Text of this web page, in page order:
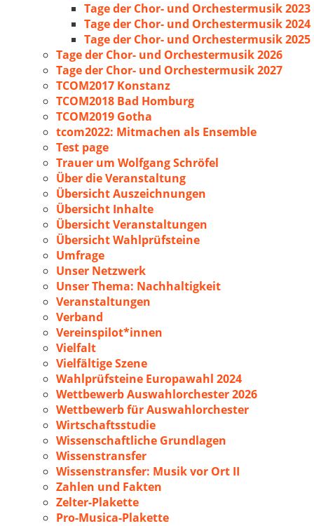
Tage der Chor- und Orchestermusik 2023
Tage der Chor- und Orchestermusik 2024
Tage der Chor- und Orchestermusik 2025
Tage der Chor- und Orchestermusik 2026
Tage der Chor- und Orchestermusik 2027
TCOM2017 Konstanz
TCOM2018 Bad Homburg
TCOM2019 Gotha
tcom2022: Mitmachen als Ensemble
Test page
Trauer um Wolfgang Schröfel
Über die Veranstaltung
Übersicht Auszeichnungen
Übersicht Inhalte
Übersicht Veranstaltungen
Übersicht Wahlprüfsteine
Umfrage
Unser Netzwerk
Unser Thema: Nachhaltigkeit
Veranstaltungen
Verband
Vereinspilot*innen
Vielfalt
Vielfältige Szene
Wahlprüfsteine Europawahl 2024
Wettbewerb Auswahlorchester 2026
Wettbewerb für Auswahlorchester
Wirtschaftsstudie
Wissenschaftliche Grundlagen
Wissenstransfer
Wissenstransfer: Musik vor Ort II
Zahlen und Fakten
Zelter-Plakette
Pro-Musica-Plakette